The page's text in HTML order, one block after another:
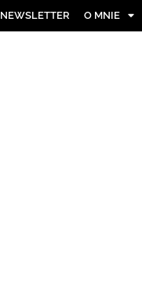
NEWSLETTER O MNIE